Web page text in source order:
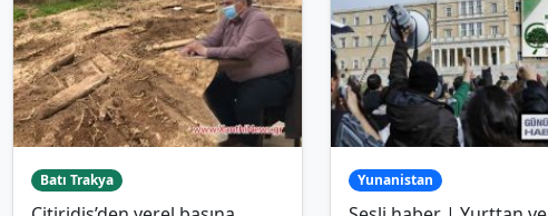
Batı Trakya Yunanistan